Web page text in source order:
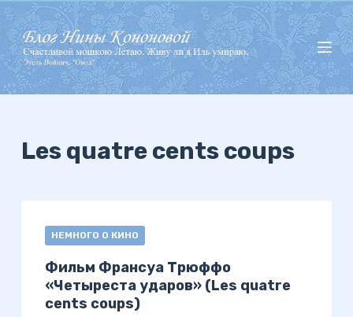
П
е
р
е
й
иLes quatre cents coups
НЕМНОГО О КИНО
Фильм Франсуа Трюффо
«Четыреста ударов» (Les quatre
cents coups)